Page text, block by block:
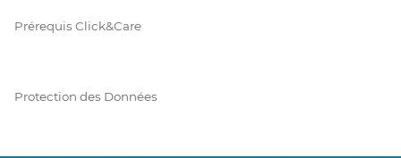
Prérequis Click&Care
Protection des Données